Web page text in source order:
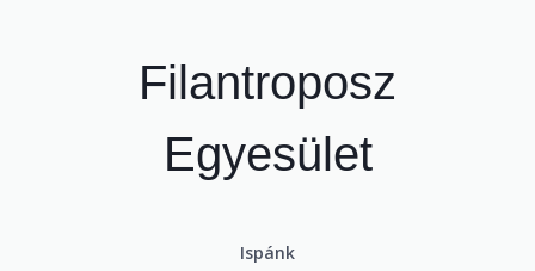
Filantroposz
Egyesület
Ispánk